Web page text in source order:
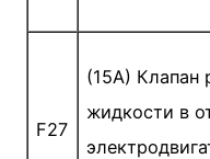
F27
(15A) Клапан
жидкости в